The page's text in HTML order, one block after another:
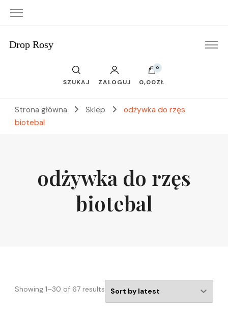
Drop Rosy
SZUKAJ ZALOGUJ
0
0,00ZŁ
Strona główna Sklep
odżywka do rzęs
biotebal
odżywka do rzęs
biotebal
Showing 1–30 of 67 results